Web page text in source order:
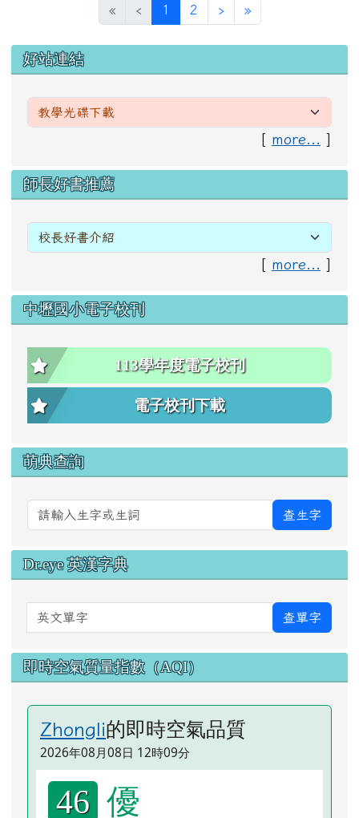
« ‹ 1 (目前頁次)
2 ›下一頁
»最後頁
左邊區域內容
好站連結
[ more... ]
右邊區域內容
師長好書推薦
[ more... ]
中壢國小電子校刊
113學年度電子校刊
電子校刊下載
萌典查詢
查生字
Dr.eye 英漢字典
英文單字 查單字
即時空氣質量指數（AQI）
Zhongli的即時空氣品質
2026年08月08日 12時09分
46 優